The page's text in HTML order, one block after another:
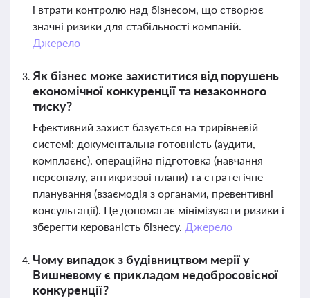
і втрати контролю над бізнесом, що створює
значні ризики для стабільності компаній.
Джерело
Як бізнес може захиститися від порушень
економічної конкуренції та незаконного
тиску?
Ефективний захист базується на трирівневій
системі: документальна готовність (аудити,
комплаєнс), операційна підготовка (навчання
персоналу, антикризові плани) та стратегічне
планування (взаємодія з органами, превентивні
консультації). Це допомагає мінімізувати ризики і
зберегти керованість бізнесу. Джерело
Чому випадок з будівництвом мерії у
Вишневому є прикладом недобросовісної
конкуренції?